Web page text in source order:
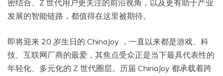
密结合、Z 世代用户更关注的前沿视角，以及更有助于产业
发展的智能链路，都值得在这里被期待。
即将迎来 20 岁生日的 ChinaJoy ，一直以来都是游戏、科
技、互联网厂商的最爱，其焦点受众正是当下最具代表性的
年轻化、多元化的 Z 世代圈层。历届 ChinaJoy 都承载着跨